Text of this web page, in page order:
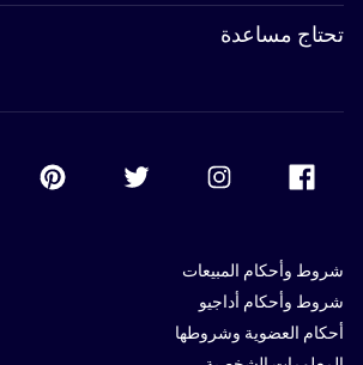
تحتاج مساعدة
Accor Facebook
Accor Twitter
شروط وأحكام المبيعات
شروط وأحكام أداجيو
أحكام العضوية وشروطها